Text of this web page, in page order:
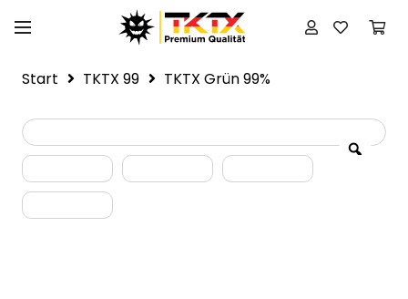
Start TKTX 99 TKTX Grün 99%